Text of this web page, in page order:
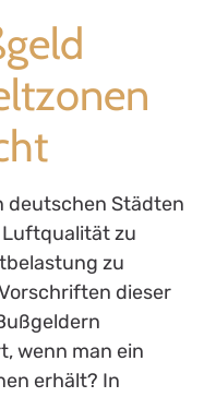
deutschen Städten
zu
zu
dieser
wenn man ein
erhält? In